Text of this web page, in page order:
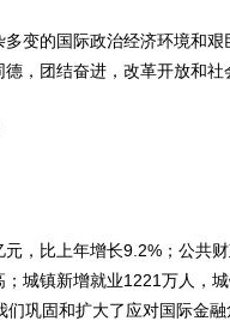
的国际政治经济环境和艰
，团结奋进，改革开放和社
比上年增长9.2%；公共财
城镇新增就业1221万人，
巩固和扩大了应对国际金